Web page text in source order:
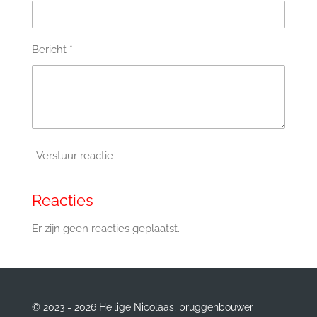
Bericht *
Verstuur reactie
Reacties
Er zijn geen reacties geplaatst.
© 2023 - 2026 Heilige Nicolaas, bruggenbouwer